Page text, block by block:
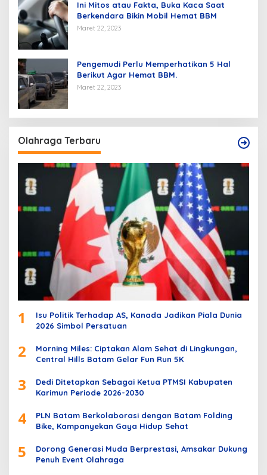
Ini Mitos atau Fakta, Buka Kaca Saat
Berkendara Bikin Mobil Hemat BBM
Maret 22, 2023
Pengemudi Perlu Memperhatikan 5 Hal
Berikut Agar Hemat BBM.
Maret 22, 2023
Olahraga Terbaru
1
Isu Politik Terhadap AS, Kanada Jadikan Piala Dunia
2026 Simbol Persatuan
2
Morning Miles: Ciptakan Alam Sehat di Lingkungan,
Central Hills Batam Gelar Fun Run 5K
3
Dedi Ditetapkan Sebagai Ketua PTMSI Kabupaten
Karimun Periode 2026-2030
4
PLN Batam Berkolaborasi dengan Batam Folding
Bike, Kampanyekan Gaya Hidup Sehat
5
Dorong Generasi Muda Berprestasi, Amsakar Dukung
Penuh Event Olahraga